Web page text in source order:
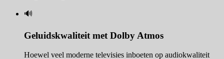
🔊
Geluidskwaliteit met Dolby Atmos
Hoewel veel moderne televisies inboeten op audiokwaliteit